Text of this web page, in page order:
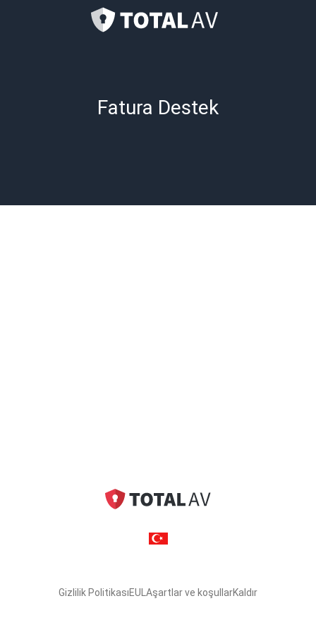
Fatura Destek
Sanırım benden fazla ücret almışlar?
Gizlilik PolitikasıEULAşartlar ve koşullarKaldır